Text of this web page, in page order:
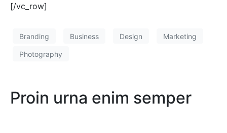
[/vc_row]
Branding Business Design Marketing
Photography
Proin urna enim semper